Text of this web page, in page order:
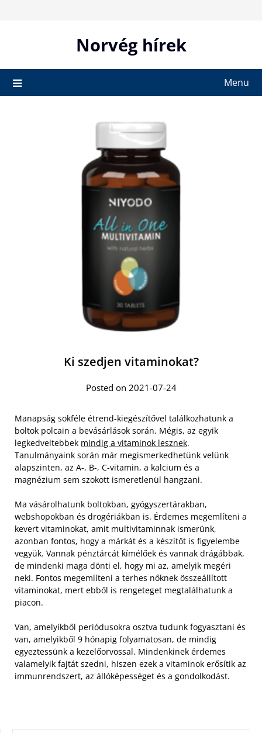
Norvég hírek
Menu
Ki szedjen vitaminokat?
Posted on 2021-07-24
Manapság sokféle étrend-kiegészítővel találkozhatunk a
boltok polcain a bevásárlások során. Mégis, az egyik
legkedveltebbek mindig a vitaminok lesznek.
Tanulmányaink során már megismerkedhetünk velünk
alapszinten, az A-, B-, C-vitamin, a kalcium és a
magnézium sem szokott ismeretlenül hangzani.
Ma vásárolhatunk boltokban, gyógyszertárakban,
webshopokban és drogériákban is. Érdemes megemlíteni a
kevert vitaminokat, amit multivitaminnak ismerünk,
azonban fontos, hogy a márkát és a készítőt is figyelembe
vegyük. Vannak pénztárcát kímélőek és vannak drágábbak,
de mindenki maga dönti el, hogy mi az, amelyik megéri
neki. Fontos megemlíteni a terhes nőknek összeállított
vitaminokat, mert ebből is rengeteget megtalálhatunk a
piacon.
Van, amelyikből periódusokra osztva tudunk fogyasztani és
van, amelyikből 9 hónapig folyamatosan, de mindig
egyeztessünk a kezelőorvossal. Mindenkinek érdemes
valamelyik fajtát szedni, hiszen ezek a vitaminok erősítik az
immunrendszert, az állóképességet és a gondolkodást.